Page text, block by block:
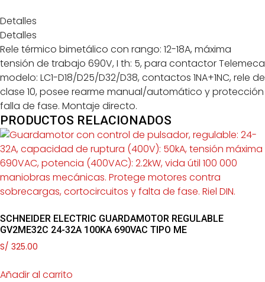
Detalles
Detalles
Rele térmico bimetálico con rango: 12-18A, máxima
tensión de trabajo 690V, I th: 5, para contactor Telemeca
modelo: LC1-D18/D25/D32/D38, contactos 1NA+1NC, rele de
clase 10, posee rearme manual/automático y protección
falla de fase. Montaje directo.
PRODUCTOS RELACIONADOS
SCHNEIDER ELECTRIC GUARDAMOTOR REGULABLE
GV2ME32C 24-32A 100KA 690VAC TIPO ME
S/ 325.00
Añadir al carrito